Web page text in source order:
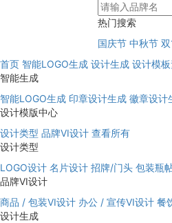
热门搜索
国庆节 中秋节 双
首页 智能LOGO生成 设计生成 设计模
智能生成
智能LOGO生成 印章设计生成 徽章设计
设计模版中心
设计类型 品牌VI设计 查看所有
设计类型
LOGO设计 名片设计 招牌/门头 包装瓶
品牌VI设计
商品 / 包装VI设计 办公 / 宣传VI设计 餐
设计生成